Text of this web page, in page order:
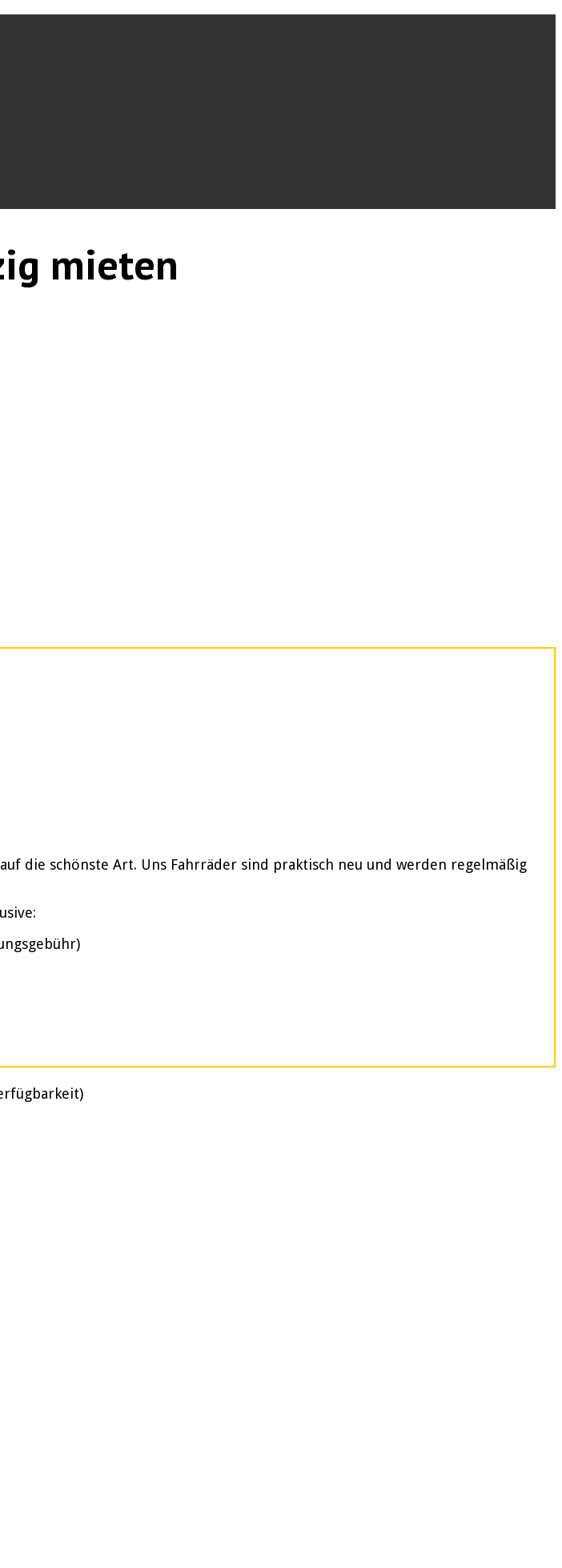
mieten
die schönste Art. Uns Fahrräder sind praktisch neu und werden regelmäßig